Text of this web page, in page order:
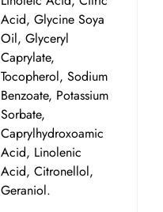
Acid, Glycine Soya
Oil, Glyceryl
Caprylate,
Tocopherol, Sodium
Benzoate, Potassium
Sorbate,
Caprylhydroxoamic
Acid, Linolenic
Acid, Citronellol,
Geraniol.